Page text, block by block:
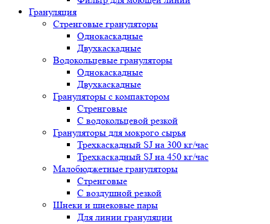
Грануляция
Стренговые грануляторы
Однокаскадные
Двухкаскадные
Водокольцевые грануляторы
Однокаскадные
Двухкаскадные
Грануляторы с компактором
Стренговые
С водокольцевой резкой
Грануляторы для мокрого сырья
Трехкаскадный SJ на 300 кг/час
Трехкаскадный SJ на 450 кг/час
Малобюджетные грануляторы
Стренговые
С воздушной резкой
Шнеки и шнековые пары
Для линии грануляции